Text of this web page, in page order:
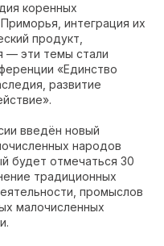
коренных
интеграция их
продукт,
— эти темы стали
«Единство
развитие
введён новый
народов
будет отмечаться 30
традиционных
промыслов
малочисленных